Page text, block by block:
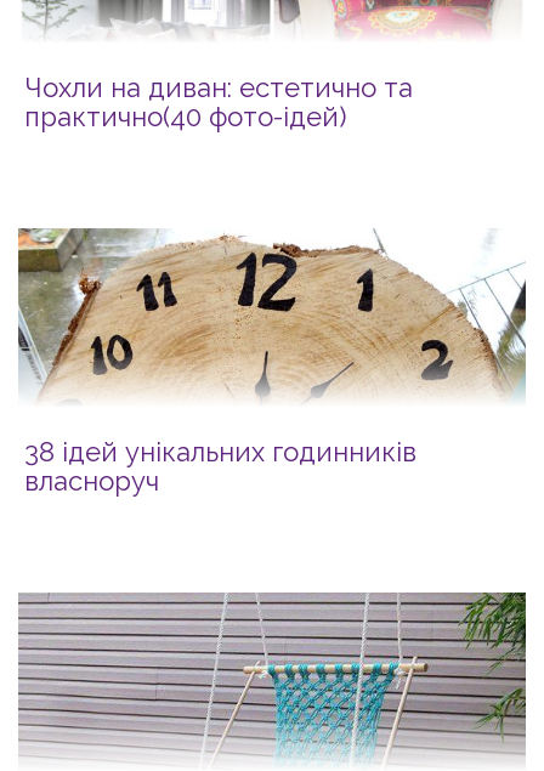
Чохли на диван: естетично та
практично(40 фото-ідей)
38 ідей унікальних годинників
власноруч